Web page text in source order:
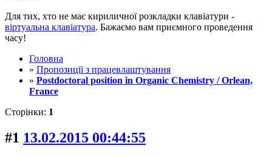
Для тих, хто не має кириличної розкладки клавіатури -
віртуальна клавіатура. Бажаємо вам приємного проведення
часу!
Головна
» Пропозиції з працевлаштування
» Postdoctoral position in Organic Chemistry / Orlean,
France
Сторінки: 1
#1 13.02.2015 00:44:55